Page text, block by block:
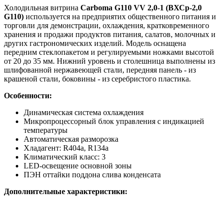
Холодильная витрина Carboma G110 VV 2,0-1 (ВХСр-2,0
G110) используется на предприятих общественного питания и
торговли для демонстрации, охлаждения, кратковременного
хранения и продажи продуктов питания, салатов, молочных и
других гастрономических изделий. Модель оснащена
передним стеклопакетом и регулируемыми ножками высотой
от 20 до 35 мм. Нижний уровень и столешница выполнены из
шлифованной нержавеющей стали, передняя панель - из
крашеной стали, боковины - из серебристого пластика.
Особенности:
Динамическая система охлаждения
Микропроцессорный блок управления с индикацией
температуры
Автоматическая разморозка
Хладагент: R404a, R134a
Климатический класс: 3
LED-освещение основной зоны
ПЭН оттайки поддона слива конденсата
Дополнительные характеристики: